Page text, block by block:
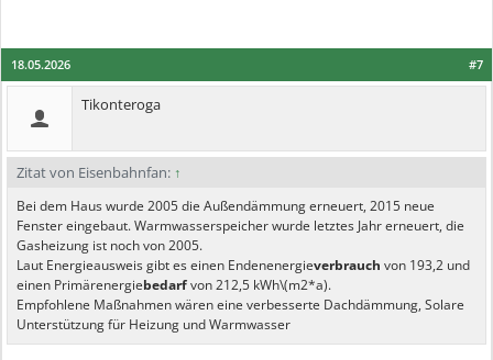
#7
18.05.2026
Tikonteroga
Zitat von Eisenbahnfan: ↑
Bei dem Haus wurde 2005 die Außendämmung erneuert, 2015 neue
Fenster eingebaut. Warmwasserspeicher wurde letztes Jahr erneuert, die
Gasheizung ist noch von 2005.
Laut Energieausweis gibt es einen Endenenergieverbrauch von 193,2 und
einen Primärenergiebedarfvon 212,5 kWh\(m2*a).
Empfohlene Maßnahmen wären eine verbesserte Dachdämmung, Solare
Unterstützung für Heizung und Warmwasser